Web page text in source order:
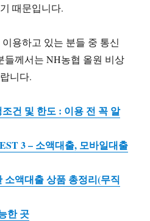
때문입니다.
용하고 있는 분들 중 통신
들께서는 NH농협 올원 비상
니다.
건 및 한도 : 이용 전 꼭 알
3 – 소액대출, 모바일대출
소액대출 상품 총정리(무직
한 곳